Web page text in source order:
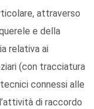
attraverso
e della
relativa ai
(con tracciatura
connessi alle
di raccordo